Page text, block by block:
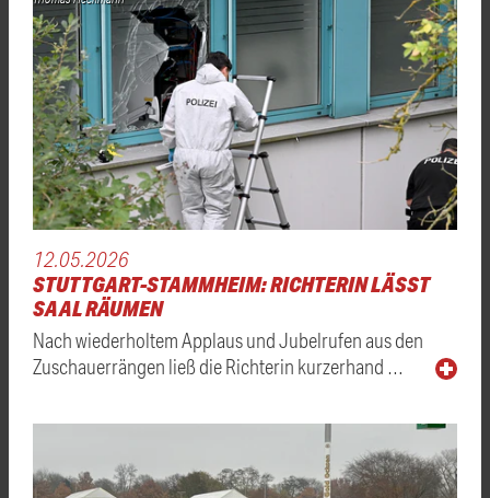
12.05.2026
STUTTGART-STAMMHEIM: RICHTERIN LÄSST
SAAL RÄUMEN
Nach wiederholtem Applaus und Jubelrufen aus den
Zuschauerrängen ließ die Richterin kurzerhand …